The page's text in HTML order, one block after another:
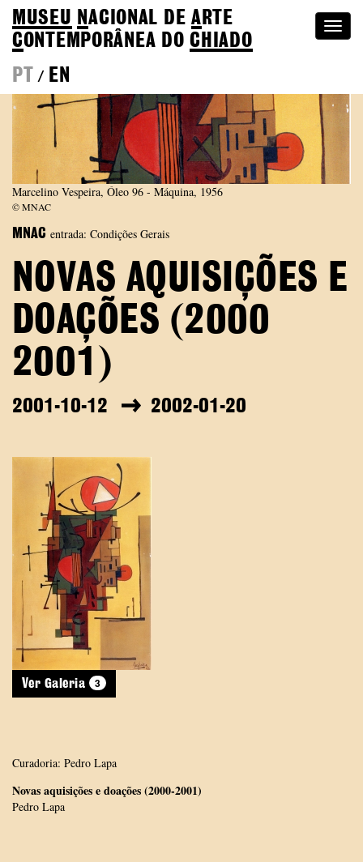
MUSEU NACIONAL DEA RTE
CONTEMPORÂNEA DOCHIADO
PT
/ EN
Marcelino Vespeira, Óleo 96 - Máquina, 1956
© MNAC
MNAC entrada: Condições Gerais
NOVAS AQUISIÇÕES E
DOAÇÕES (2000
2001)
2001-10-12 2002-01-20
Ver Galeria 3
Curadoria: Pedro Lapa
Novas aquisições e doações (2000-2001)
Pedro Lapa